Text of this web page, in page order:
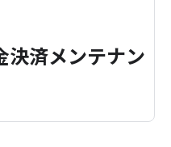
済メンテナン